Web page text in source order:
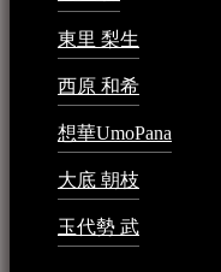
東里 梨生
西原 和希
想華UmoPana
大底 朝枝
玉代勢 武